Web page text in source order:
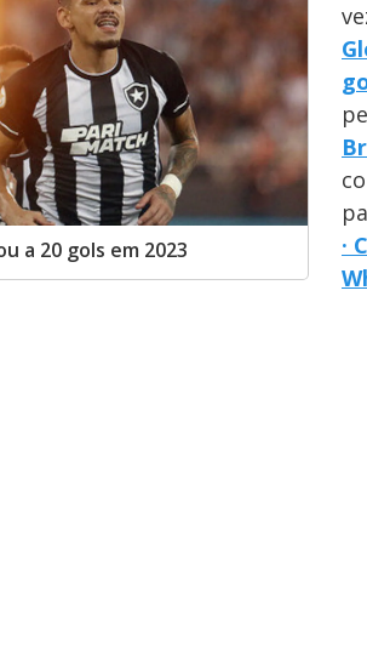
a 20 gols em 2023
·